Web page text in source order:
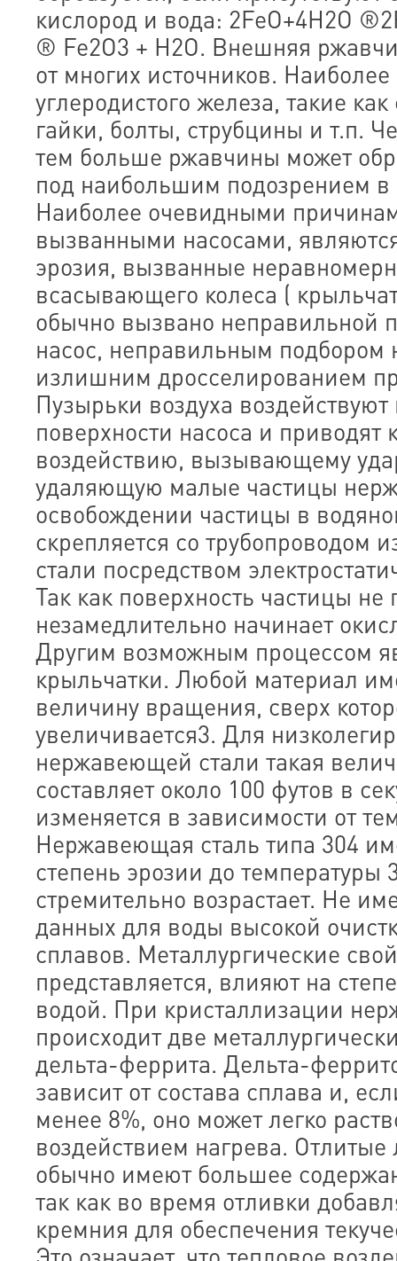
кислород и вода: 2FeO+4H2O
® Fe2O3 + H2O. Внешняя
от многих источников.
углеродистого железа, такие
гайки, болты, струбцины и т.п.
тем больше ржавчины может
под наибольшим подозрением в
Наиболее очевидными
вызванными насосами,
эрозия, вызванные
всасывающего колеса (
обычно вызвано неправильной
насос, неправильным подбором
излишним дросселированием
Пузырьки воздуха
поверхности насоса и приводят
воздействию, вызывающему
удаляющую малые частицы
освобождении частицы в
скрепляется со трубопроводом
стали посредством
Так как поверхность частицы
незамедлительно начинает
Другим возможным процессом
крыльчатки. Любой материал
величину вращения, сверх
увеличивается3. Для
нержавеющей стали такая
составляет около 100 футов в
изменяется в зависимости от
Нержавеющая сталь типа 304
степень эрозии до температуры
стремительно возрастает. Не
данных для воды высокой
сплавов. Металлургические
представляется, влияют на
водой. При кристаллизации
происходит две
дельта-феррита. Дельта-
зависит от состава сплава и,
менее 8%, оно может легко
воздействием нагрева. Отлитые
обычно имеют большее
так как во время отливки
кремния для обеспечения